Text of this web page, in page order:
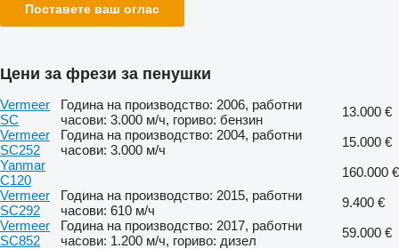
Поставете ваш оглас
Цени за фрези за пенушки
Vermeer
SC
Година на производство: 2006, работни
часови: 3.000 м/ч, гориво: бензин
13.000 €
Vermeer
SC252
Година на производство: 2004, работни
часови: 3.000 м/ч
15.000 €
Yanmar
C120
160.000 €
Vermeer
SC292
Година на производство: 2015, работни
часови: 610 м/ч
9.400 €
Vermeer
SC852
Година на производство: 2017, работни
часови: 1.200 м/ч, гориво: дизел
59.000 €